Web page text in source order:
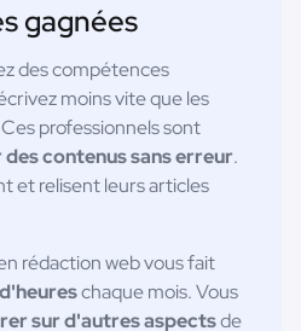
gagnées
des compétences
moins vite que les
professionnels sont
contenus sans erreur.
et relisent leurs articles
rédaction web vous fait
chaque mois. Vous
sur d'autres aspectsde